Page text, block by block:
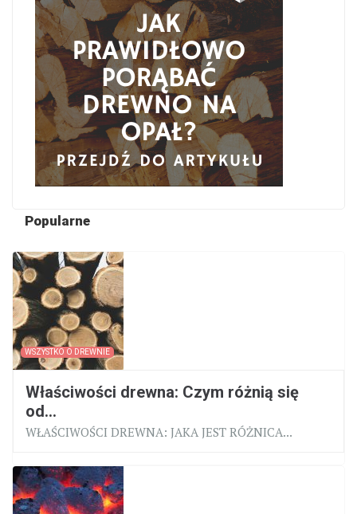
Popularne
WSZYSTKO O DREWNIE
Właściwości drewna: Czym różnią się
od...
WŁAŚCIWOŚCI DREWNA: JAKA JEST RÓŻNICA...